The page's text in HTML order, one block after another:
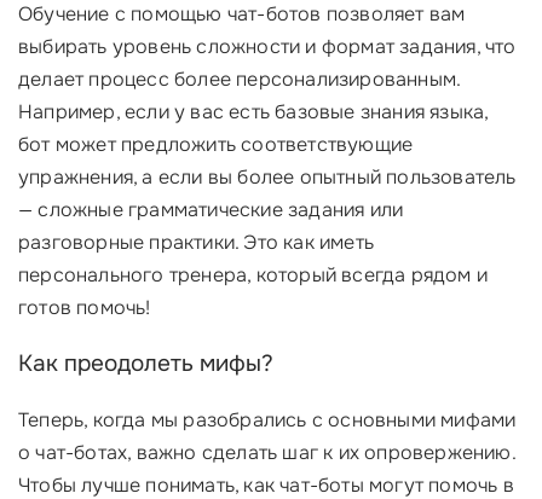
Обучение с помощью чат-ботов позволяет вам
выбирать уровень сложности и формат задания, что
делает процесс более персонализированным.
Например, если у вас есть базовые знания языка,
бот может предложить соответствующие
упражнения, а если вы более опытный пользователь
— сложные грамматические задания или
разговорные практики. Это как иметь
персонального тренера, который всегда рядом и
готов помочь!
Как преодолеть мифы?
Теперь, когда мы разобрались с основными мифами
о чат-ботах, важно сделать шаг к их опровержению.
Чтобы лучше понимать, как чат-боты могут помочь в